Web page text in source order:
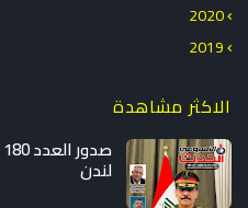
2020
2019
الاكثر مشاهدة
لندن